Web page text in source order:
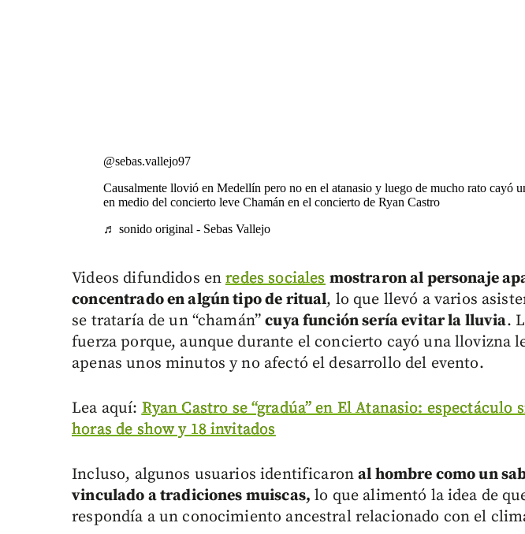
@sebas.vallejo97
Causalmente llovió en Medellín pero no en el atanasio y luego de mucho rato cayó
en medio del concierto leve Chamán en el concierto de Ryan Castro
♬ sonido original - Sebas Vallejo
Videos difundidos enredes sociales mostraron al personaje
concentrado en algún tipo de ritual, lo que llevó a varios
se trataría de un “chamán”cuya función sería evitar la lluvia.
fuerza porque, aunque durante el concierto cayó una llovizna
apenas unos minutos y no afectó el desarrollo del evento.
Lea aquí:Ryan Castro se “gradúa” en El Atanasio: espectáculo
horas de show y 18 invitados
Incluso, algunos usuarios identificaronal hombre como un
vinculado a tradiciones muiscas, lo que alimentó la idea de
respondía a un conocimiento ancestral relacionado con el